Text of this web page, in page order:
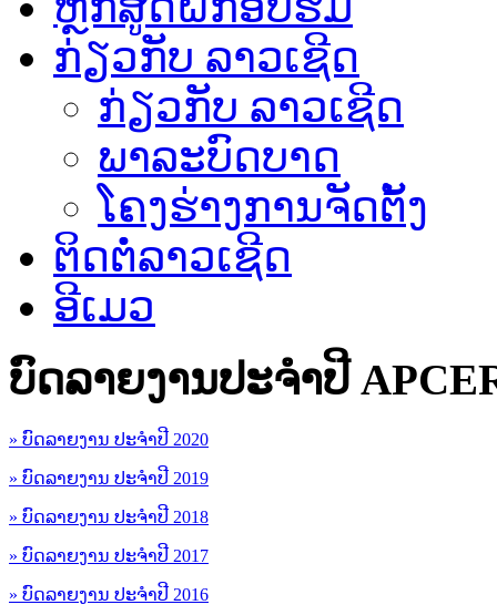
ກ່ຽວກັບ ລາວເຊີດ
ກ່ຽວກັບ ລາວເຊີດ
ພາລະບົດບາດ
ໂຄງຮ່າງການຈັດຕັ້ງ
ຕິດຕໍ່ລາວເຊີດ
ອີເມວ
ບົດລາຍງານປະຈຳປີ
» ບົດລາຍງານ ປະຈຳປີ 2020
» ບົດລາຍງານ ປະຈຳປີ 2019
» ບົດລາຍງານ ປະຈຳປີ 2018
» ບົດລາຍງານ ປະຈຳປີ 2017
» ບົດລາຍງານ ປະຈຳປີ 2016